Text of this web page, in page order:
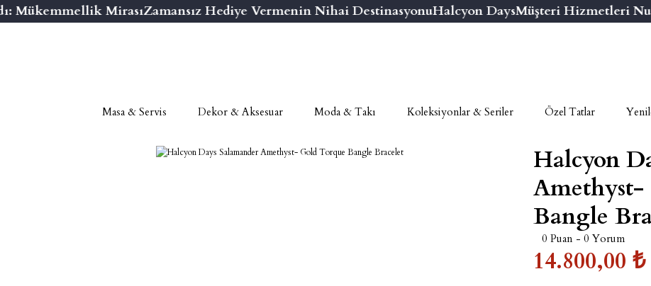
MirasıZamansız Hediye Vermenin Nihai DestinasyonuHalcyon DaysMüşteri Hizmetleri
Masa & Servis Dekor & Aksesuar Moda & Takı Koleksiyonlar & Seriler Özel Tatlar
Halcyon
Amethyst-
Bangle
0 Puan - 0 Yorum
14.800,00 ₺